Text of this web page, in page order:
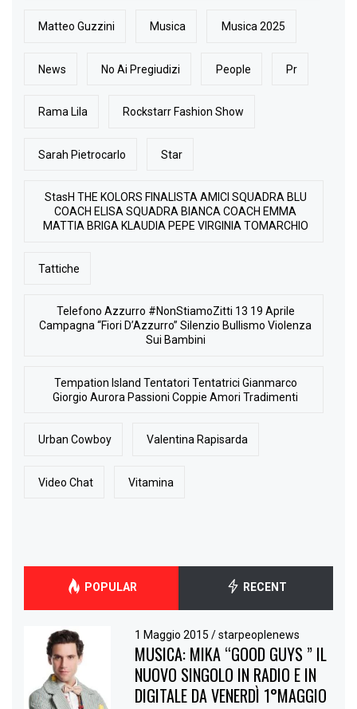
Matteo Guzzini Musica Musica 2025
News No Ai Pregiudizi People Pr
Rama Lila Rockstarr Fashion Show
Sarah Pietrocarlo Star
StasH THE KOLORS FINALISTA AMICI SQUADRA BLU
COACH ELISA SQUADRA BIANCA COACH EMMA
MATTIA BRIGA KLAUDIA PEPE VIRGINIA TOMARCHIO
Tattiche
Telefono Azzurro #NonStiamoZitti 13 19 Aprile
Campagna “Fiori D’Azzurro” Silenzio Bullismo Violenza
Sui Bambini
Tempation Island Tentatori Tentatrici Gianmarco
Giorgio Aurora Passioni Coppie Amori Tradimenti
Urban Cowboy Valentina Rapisarda
Video Chat Vitamina
POPULAR RECENT
1 Maggio 2015/ starpeoplenews
MUSICA: MIKA “GOOD GUYS ” IL
NUOVO SINGOLO IN RADIO E IN
DIGITALE DA VENERDÌ 1°MAGGIO